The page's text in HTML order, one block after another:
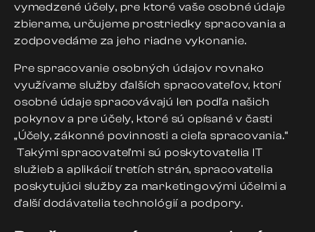
vymedzené účely, pre ktoré vaše osobné údaje
zbierame, určujeme prostriedky spracovania a
zodpovedáme za jeho riadne vykonanie.
Pre spracovanie osobných údajov rovnako
využívame služby ďalších spracovateľov, ktorí
osobné údaje spracovávajú len podľa našich
pokynov a pre účely, ktoré sú opísané v časti
„Účely, zákonné povinnosti a cieľa spracovania.“
Takými spracovateľmi sú poskytovatelia IT
služieb a aplikácií tretích strán, spracovatelia
poskytujúci služby za marketingovými účelmi a
ďalší dodávatelia technológií a podpory.